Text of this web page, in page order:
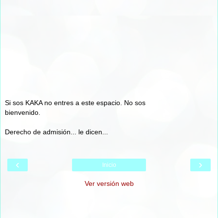
Si sos KAKA no entres a este espacio. No sos
bienvenido.
Derecho de admisión... le dicen...
‹ ›
Inicio
Ver versión web